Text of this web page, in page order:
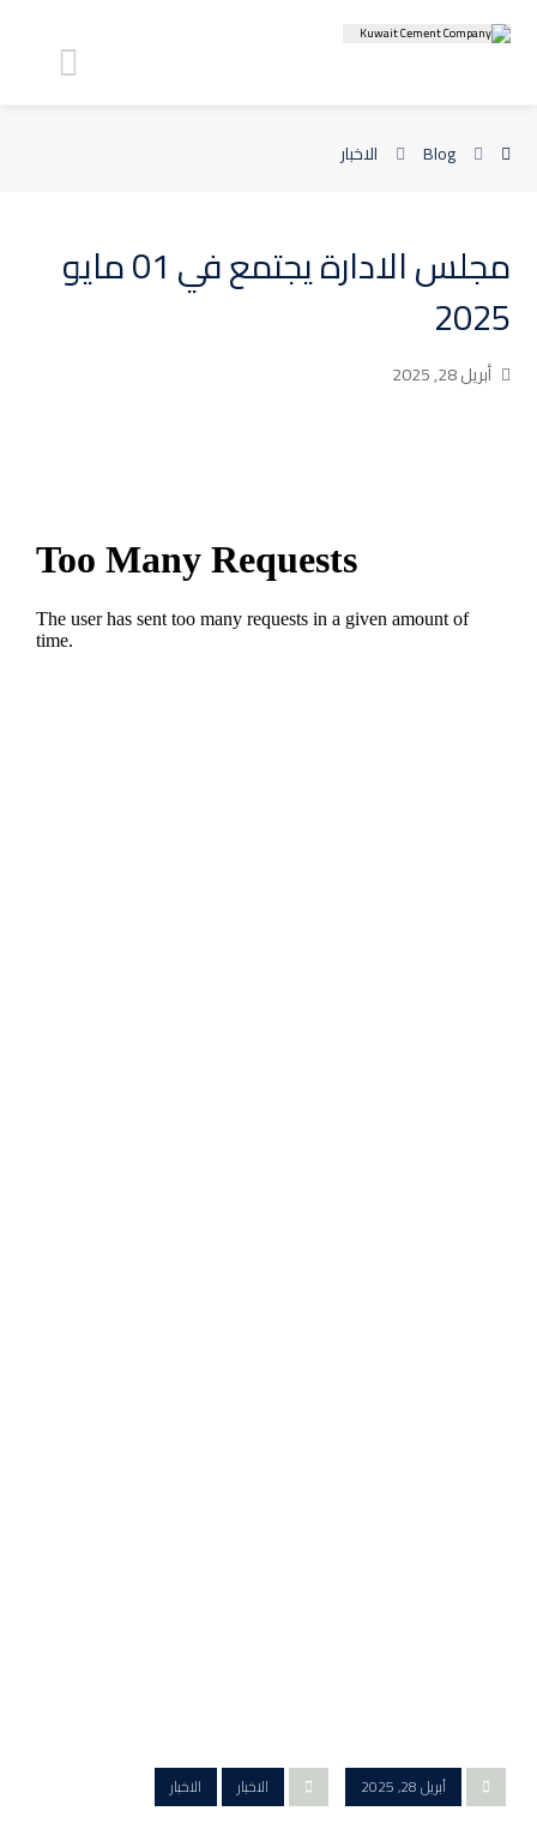
Blog الاخبار
مجلس الادارة يجتمع في 01 مايو
2025
أبريل 28, 2025
أبريل 28, 2025 الاخبار الاخبار